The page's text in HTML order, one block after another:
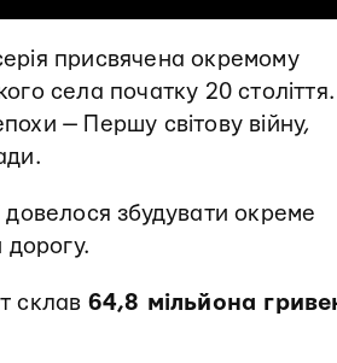
присвячена окремому
села початку 20 століття.
— Першу світову війну,
довелося збудувати окреме
дорогу.
склав 64,8 мільйона